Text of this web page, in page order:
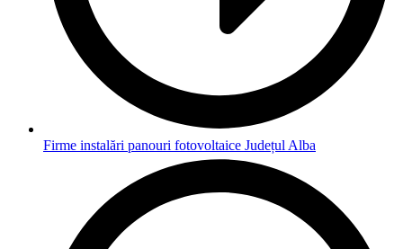
Firme instalări panouri fotovoltaice Județul Alba